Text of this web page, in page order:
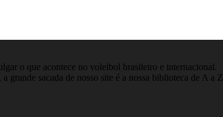
o que acontece no voleibol brasileiro e internacional.
grande sacada de nosso site é a nossa biblioteca de A a Z